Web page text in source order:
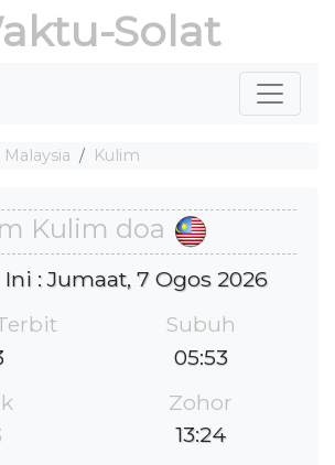
Solat
Malaysia Kulim
Kulim doa
: Jumaat, 7 Ogos 2026
Subuh
05:53
Zohor
13:24